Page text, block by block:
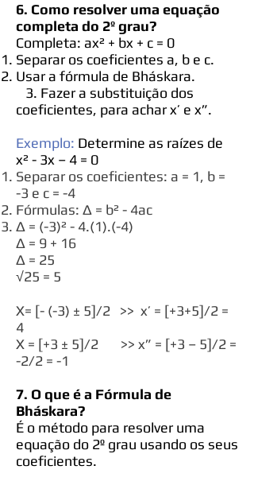
6. Como resolver uma equação
completa do 2º grau?
Completa: ax² + bx + c = 0
Separar os coeficientes a, b e c.
Usar a fórmula de Bháskara.
3. Fazer a substituição dos
coeficientes, para achar x’ e x”.
Exemplo: Determine as raízes de
x² - 3x – 4 = 0
Separar os coeficientes: a = 1, b =
-3 e c = -4
Fórmulas: Δ = b² - 4ac
Δ = (-3)² - 4.(1).(-4)
Δ = 9 + 16
Δ = 25
√25 = 5
X= [- (-3) ± 5]/2 >> x’ = [+3+5]/2 =
4
X = [+3 ± 5]/2 >> x” = [+3 – 5]/2 =
-2/2 = -1
7. O que é a Fórmula de
Bháskara?
É o método para resolver uma
equação do 2º grau usando os seus
coeficientes.